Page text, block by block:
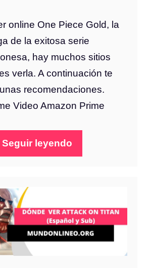
online One Piece Gold, la
de la exitosa serie
hay muchos sitios
verla. A continuación te
recomendaciones.
Video Amazon Prime
Seguir leyendo